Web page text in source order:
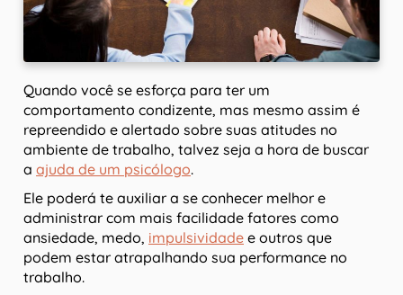
Quando você se esforça para ter um
comportamento condizente, mas mesmo assim é
repreendido e alertado sobre suas atitudes no
ambiente de trabalho, talvez seja a hora de buscar
a ajuda de um psicólogo.
Ele poderá te auxiliar a se conhecer melhor e
administrar com mais facilidade fatores como
ansiedade, medo, impulsividade e outros que
podem estar atrapalhando sua performance no
trabalho.